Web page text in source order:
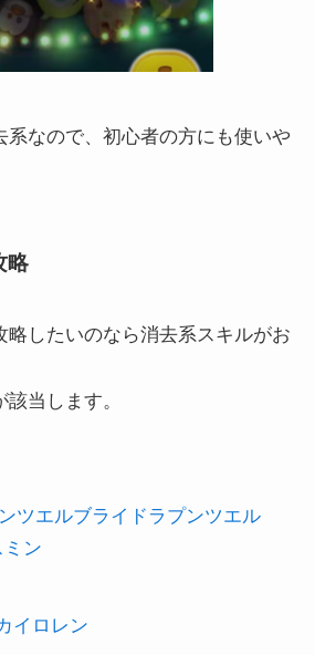
系なので、初心者の方にも使いや
略
略したいのなら消去系スキルがお
当します。
ブライドラプンツエル
ン
イロレン